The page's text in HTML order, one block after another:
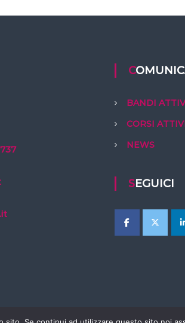
BANDI
CORSI
NEWS
SEGUICI